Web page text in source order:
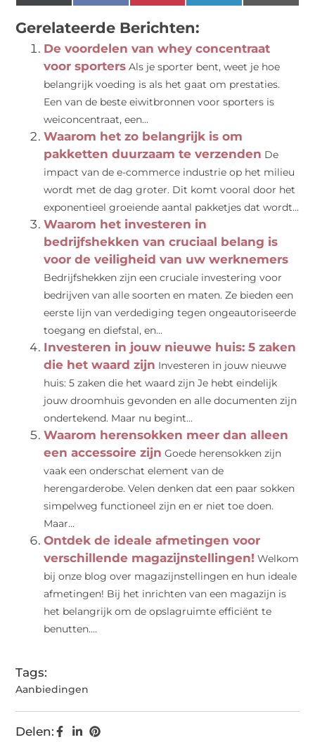
(Twitter)
Gerelateerde Berichten:
De voordelen van whey concentraat
voor sporters Als je sporter bent, weet je hoe
belangrijk voeding is als het gaat om prestaties.
Een van de beste eiwitbronnen voor sporters is
weiconcentraat, een...
Waarom het zo belangrijk is om
pakketten duurzaam te verzenden De
impact van de e-commerce industrie op het milieu
wordt met de dag groter. Dit komt vooral door het
exponentieel groeiende aantal pakketjes dat wordt...
Waarom het investeren in
bedrijfshekken van cruciaal belang is
voor de veiligheid van uw werknemers
Bedrijfshekken zijn een cruciale investering voor
bedrijven van alle soorten en maten. Ze bieden een
eerste lijn van verdediging tegen ongeautoriseerde
toegang en diefstal, en...
Investeren in jouw nieuwe huis: 5 zaken
die het waard zijn Investeren in jouw nieuwe
huis: 5 zaken die het waard zijn Je hebt eindelijk
jouw droomhuis gevonden en alle documenten zijn
ondertekend. Maar nu begint...
Waarom herensokken meer dan alleen
een accessoire zijn Goede herensokken zijn
vaak een onderschat element van de
herengarderobe. Velen denken dat een paar sokken
simpelweg functioneel zijn en er niet toe doen.
Maar...
Ontdek de ideale afmetingen voor
verschillende magazijnstellingen! Welkom
bij onze blog over magazijnstellingen en hun ideale
afmetingen! Bij het inrichten van een magazijn is
het belangrijk om de opslagruimte efficiënt te
benutten....
Tags:
Aanbiedingen
Delen: